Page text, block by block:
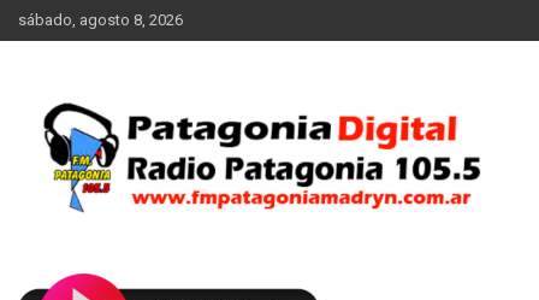
Saltar
al
sábado, agosto 8, 2026
FM Patagonia Madryn